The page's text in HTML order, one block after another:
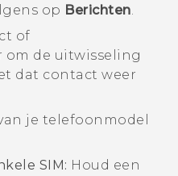
op Berichten.
of
de uitwisseling
dat contact weer
je telefoonmodel
SIM: Houd een